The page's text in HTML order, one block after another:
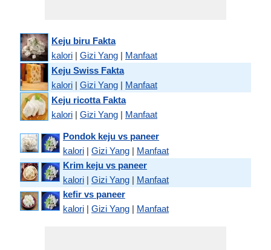
Keju biru Fakta
kalori | Gizi Yang | Manfaat
Keju Swiss Fakta
kalori | Gizi Yang | Manfaat
Keju ricotta Fakta
kalori | Gizi Yang | Manfaat
Pondok keju vs paneer
kalori | Gizi Yang | Manfaat
Krim keju vs paneer
kalori | Gizi Yang | Manfaat
kefir vs paneer
kalori | Gizi Yang | Manfaat